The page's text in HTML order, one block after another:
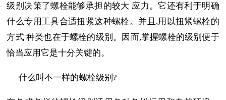
级别决策了螺栓能够承担的较大 应力。它还有利于明确
什么专用工具合适扭紧这种螺栓。并且,用以扭紧螺栓的
方式 种类也在于螺栓的级别。因而,掌握螺栓的级别便于
恰当应用它是十分关键的。
什么叫不一样的螺栓级别?